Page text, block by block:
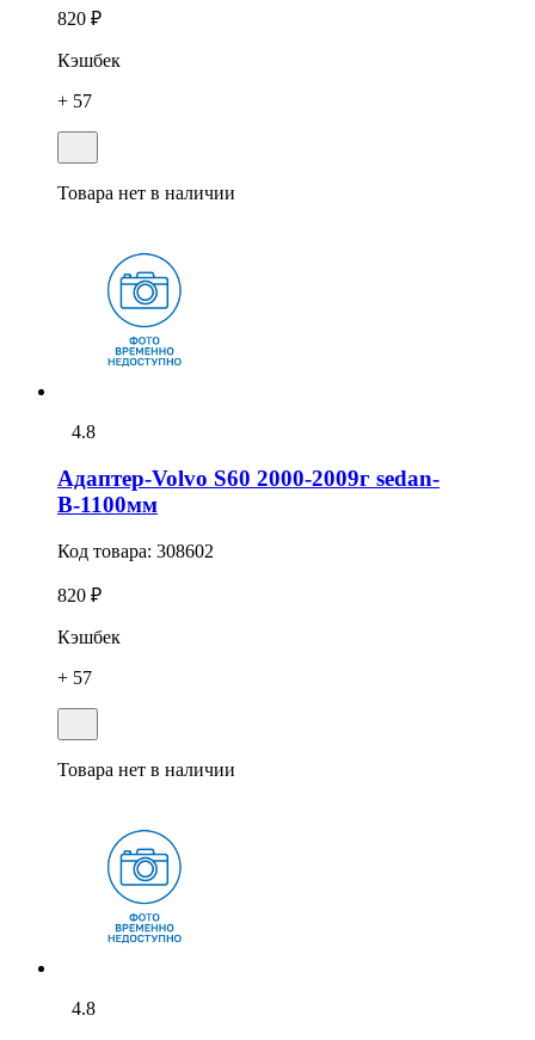
820 ₽
Кэшбек
+ 57
Товара нет в наличии
4.8
Адаптер-Volvo S60 2000-2009г sedan-
В-1100мм
Код товара: 308602
820 ₽
Кэшбек
+ 57
Товара нет в наличии
4.8